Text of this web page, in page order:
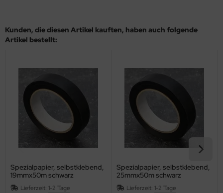
Kunden, die diesen Artikel kauften, haben auch folgende
Artikel bestellt:
Spezialpapier, selbstklebend,
19mmx50m schwarz
Lieferzeit: 1-2 Tage
Spezialpapier, selbstklebend,
25mmx50m schwarz
Lieferzeit: 1-2 Tage